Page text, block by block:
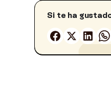
Cómo saber
Frases y
personas
Síntomas
Si te ha